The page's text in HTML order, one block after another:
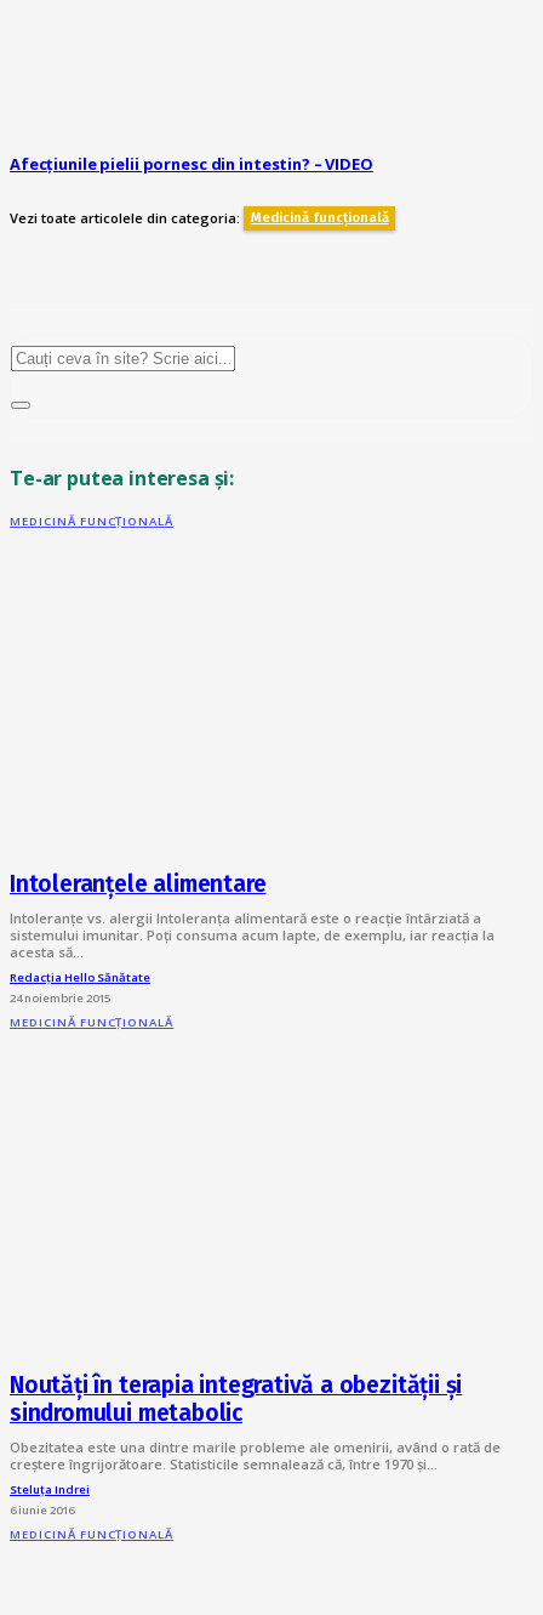
Afecțiunile pielii pornesc din intestin? – VIDEO
Vezi toate articolele din categoria: Medicină funcțională
Te-ar putea interesa și:
MEDICINĂ FUNCȚIONALĂ
Intoleranțele alimentare
Intoleranțe vs. alergii Intoleranța alimentară este o reacție întârziată a
sistemului imunitar. Poți consuma acum lapte, de exemplu, iar reacția la
acesta să…
Redacția Hello Sănătate
24 noiembrie 2015
MEDICINĂ FUNCȚIONALĂ
Noutăți în terapia integrativă a obezității și
sindromului metabolic
Obezitatea este una dintre marile probleme ale omenirii, având o rată de
creștere îngrijorătoare. Statisticile semnalează că, între 1970 și…
Steluța Indrei
6 iunie 2016
MEDICINĂ FUNCȚIONALĂ